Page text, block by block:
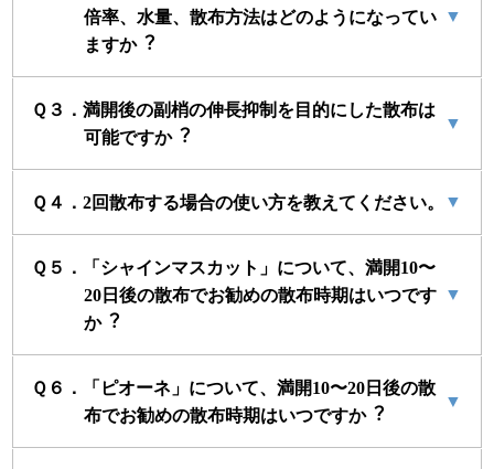
倍率、⽔量、散布⽅法はどのようになってい
ますか︖
▼
Ｑ３．満開後の副梢の伸⻑抑制を⽬的にした散布は
可能ですか︖
▼
Ｑ４．2回散布する場合の使い方を教えてください。 ▼
Ｑ５．「シャインマスカット」について、満開10〜
20⽇後の散布でお勧めの散布時期はいつです
か︖
▼
Ｑ６．「ピオーネ」について、満開10〜20⽇後の散
布でお勧めの散布時期はいつですか︖
▼